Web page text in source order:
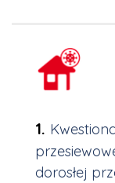
dorosłej